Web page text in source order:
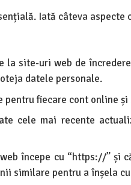
Iată câteva
la site-uri web de
datele personale.
fiecare cont online
cele mai recente
începe cu “https://” și
similare pentru a înșela